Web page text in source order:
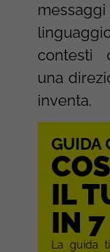
contesti
una
inventa.
GUIDA
IL
IN 7
La guida